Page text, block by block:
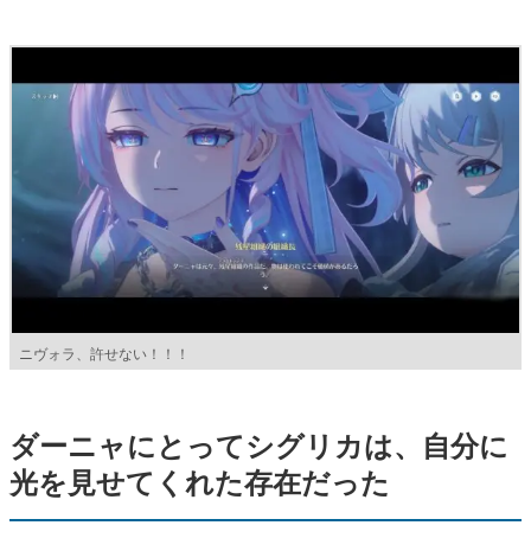
ニヴォラ、許せない！！！
ダーニャにとってシグリカは、自分に
光を見せてくれた存在だった